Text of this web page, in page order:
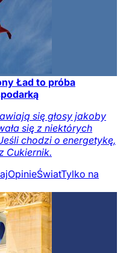
Ład to próba
się głosy jakoby
się z niektórych
chodzi o energetykę,
Cukiernik.
OpinieŚwiatTylko na